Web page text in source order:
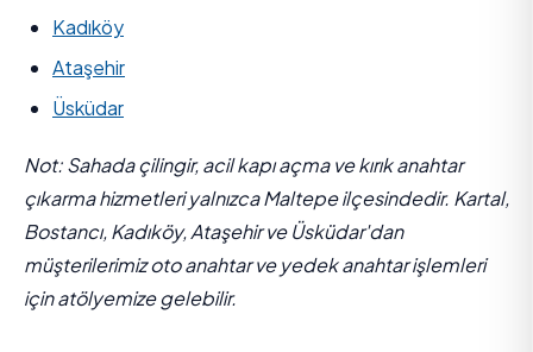
Kadıköy
Ataşehir
Üsküdar
Not: Sahada çilingir, acil kapı açma ve kırık anahtar
çıkarma hizmetleri yalnızca Maltepe ilçesindedir. Kartal,
Bostancı, Kadıköy, Ataşehir ve Üsküdar'dan
müşterilerimiz oto anahtar ve yedek anahtar işlemleri
için atölyemize gelebilir.